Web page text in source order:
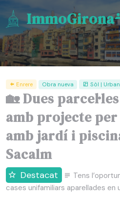
ImmoGirona
Enrere Obra nueva Sòl |
🏡 Dues
amb projecte per
amb jardí i
Sacalm
Destacat
Tens
cases unifamiliars aparellades en